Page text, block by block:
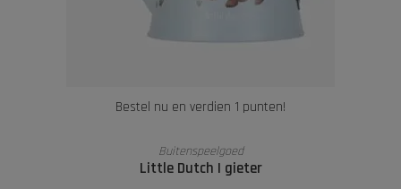
Bestel nu en verdien 1 punten!
TOEVOEGEN AAN WINKELWAGEN
Buitenspeelgoed
Little Dutch | gieter